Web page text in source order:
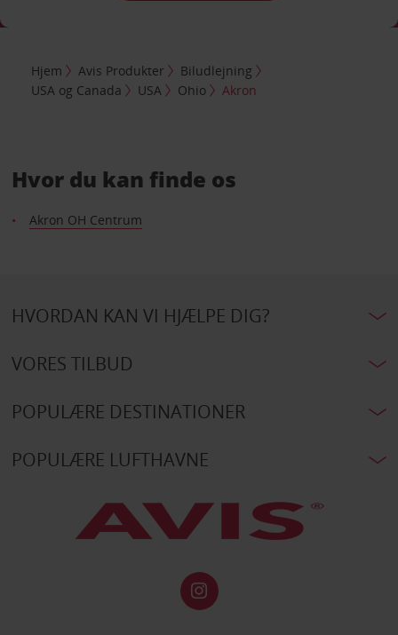
Hjem Avis Produkter
Biludlejning
USA og Canada
USA Ohio Akron
Hvor du kan finde os
Akron OH Centrum
HVORDAN KAN VI HJÆLPE DIG?
VORES TILBUD
POPULÆRE DESTINATIONER
POPULÆRE LUFTHAVNE